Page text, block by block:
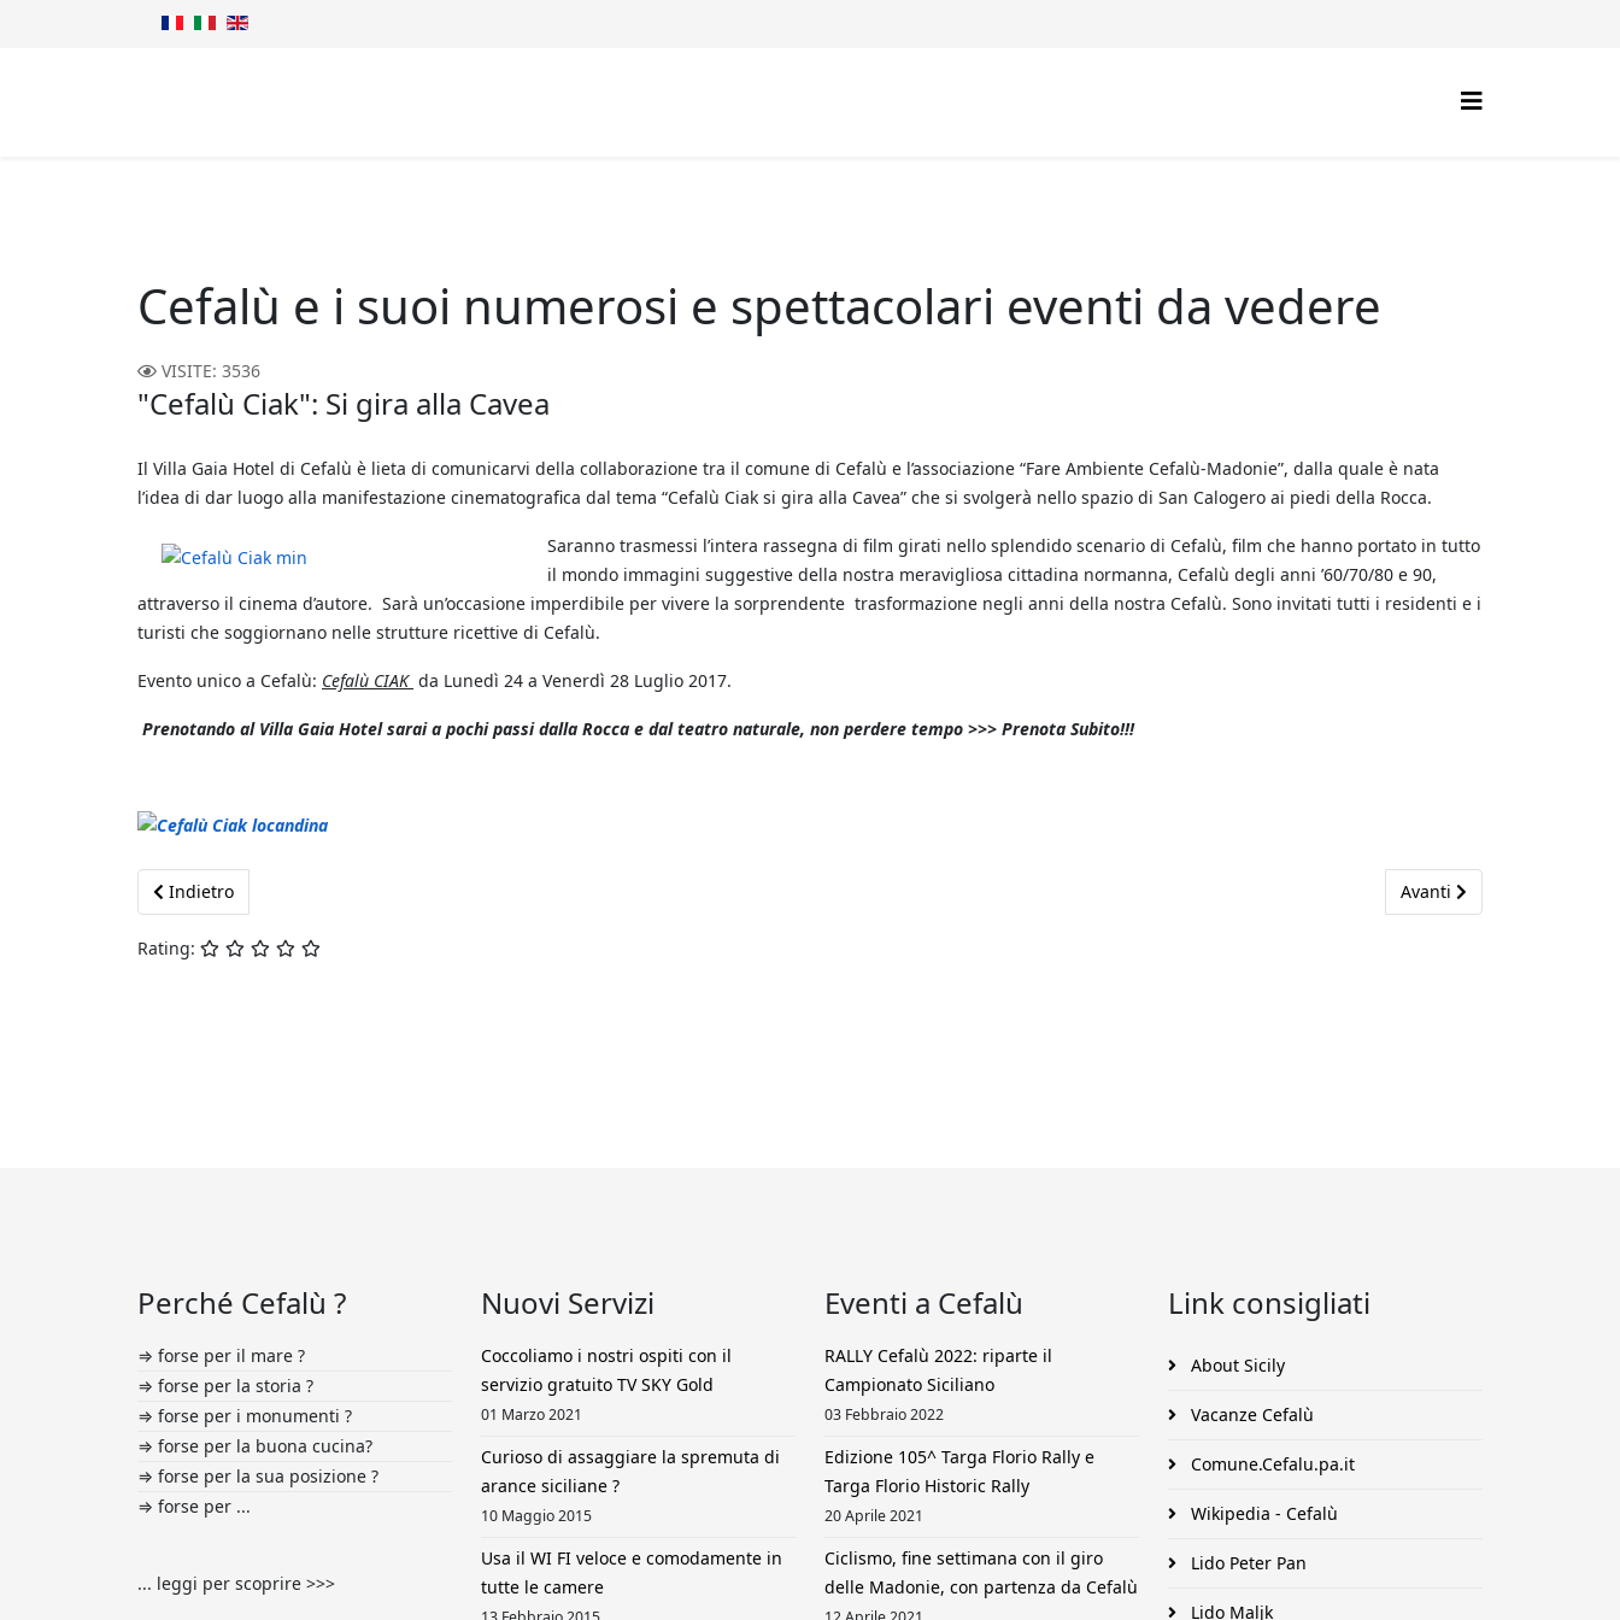
Cefalù e i suoi numerosi e spettacolari eventi da vedere
VISITE: 3536
"Cefalù Ciak": Si gira alla Cavea
Il Villa Gaia Hotel di Cefalù è lieta di comunicarvi della collaborazione tra il comune di Cefalù e l’associazione “Fare Ambiente Cefalù-Madonie”, dalla quale è nata
l’idea di dar luogo alla manifestazione cinematografica dal tema “Cefalù Ciak si gira alla Cavea” che si svolgerà nello spazio di San Calogero ai piedi della Rocca.
Saranno trasmessi l’intera rassegna di film girati nello splendido scenario di Cefalù, film che hanno portato in tutto
il mondo immagini suggestive della nostra meravigliosa cittadina normanna, Cefalù degli anni ’60/70/80 e 90,
attraverso il cinema d’autore. Sarà un’occasione imperdibile per vivere la sorprendente trasformazione negli anni della nostra Cefalù. Sono invitati tutti i residenti e i
turisti che soggiornano nelle strutture ricettive di Cefalù.
Evento unico a Cefalù: Cefalù CIAK da Lunedì 24 a Venerdì 28 Luglio 2017.
Prenotando al Villa Gaia Hotel sarai a pochi passi dalla Rocca e dal teatro naturale, non perdere tempo >>> Prenota Subito!!!
Previous article: MALJK Discoteca - 02 Settembre: Lady Jenny Voice
Indietro Next article: Cavea's
Avanti
Rating:
Perché Cefalù ?
⇒ forse per il mare ?
⇒ forse per la storia ?
⇒ forse per i monumenti ?
⇒ forse per la buona cucina?
⇒ forse per la sua posizione ?
⇒ forse per ...
... leggi per scoprire >>>
Nuovi Servizi
Coccoliamo i nostri ospiti con il
servizio gratuito TV SKY Gold
01 Marzo 2021
Curioso di assaggiare la spremuta di
arance siciliane ?
10 Maggio 2015
Usa il WI FI veloce e comodamente in
tutte le camere
Eventi a Cefalù
RALLY Cefalù 2022: riparte il
Campionato Siciliano
03 Febbraio 2022
Edizione 105^ Targa Florio Rally e
Targa Florio Historic Rally
20 Aprile 2021
Ciclismo, fine settimana con il giro
delle Madonie, con partenza da Cefalù
Link consigliati
About Sicily
Vacanze Cefalù
Comune.Cefalu.pa.it
Wikipedia - Cefalù
Lido Peter Pan
Lido Maljk